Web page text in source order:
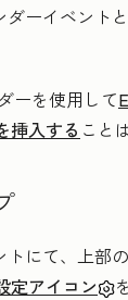
ダーイベント
ーを使用して
挿入する こと
トにて、上部
定アイコン